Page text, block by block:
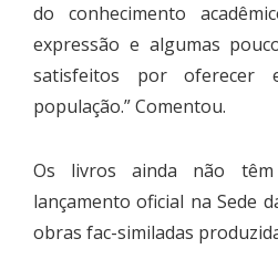
do conhecimento
expressão e algumas
satisfeitos por oferecer
população.” Comentou.
Os livros ainda não
lançamento oficial na Sede
obras fac-similadas